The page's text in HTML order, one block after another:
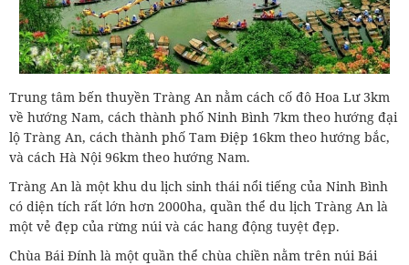
Trung tâm bến thuyền Tràng An nằm cách cố đô Hoa Lư 3km
về hướng Nam, cách thành phố Ninh Bình 7km theo hướng đại
lộ Tràng An, cách thành phố Tam Điệp 16km theo hướng bắc,
và cách Hà Nội 96km theo hướng Nam.
Tràng An là một khu du lịch sinh thái nổi tiếng của Ninh Bình
có diện tích rất lớn hơn 2000ha, quần thể du lịch Tràng An là
một vẻ đẹp của rừng núi và các hang động tuyệt đẹp.
Chùa Bái Đính là một quần thể chùa chiền nằm trên núi Bái